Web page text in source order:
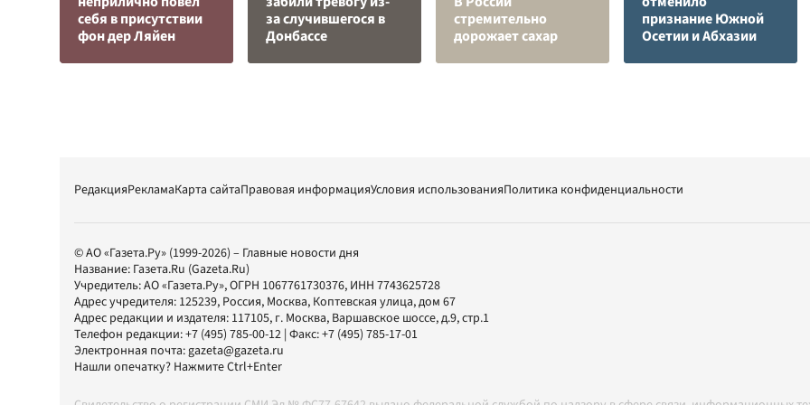
cебя в присутствии
фон дер Ляйен
за случившегося в
Донбассе
стремительно
дорожает сахар
признание Южной
Осетии и Абхазии
РедакцияРекламаКарта сайтаПравовая информацияУсловия использованияПолитика конфиденциальности
© АО «Газета.Ру» (1999-2026) – Главные новости дня
Название: Газета.Ru (Gazeta.Ru)
Учредитель:АО «Газета.Ру», ОГРН 1067761730376, ИНН 7743625728
Адрес учредителя: 125239, Россия, Москва, Коптевская улица, дом 67
Адрес редакции и издателя: 117105, г. Москва, Варшавское шоссе, д.9, стр.1
Телефон редакции:+7 (495) 785-00-12 | Факс:+7 (495) 785-17-01
Электронная почта:gazeta@gazeta.ru
Нашли опечатку? Нажмите Ctrl+Enter